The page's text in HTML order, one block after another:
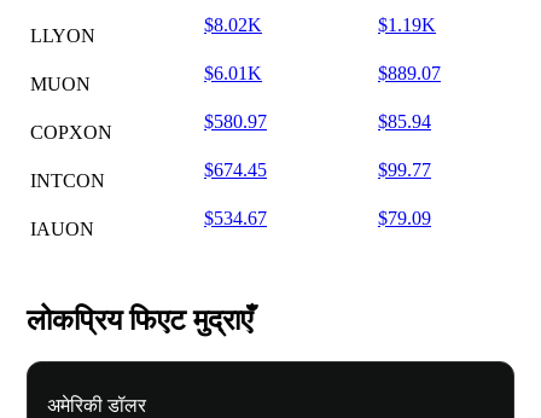
LLYON
$8.02K $1.19K
MUON
$6.01K $889.07
COPXON
$580.97 $85.94
INTCON
$674.45 $99.77
IAUON
$534.67 $79.09
लोकप्रिय फिएट मुद्राएँ
अमेरिकी डॉलर